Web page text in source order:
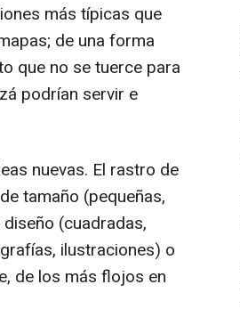
más típicas que
de una forma
que no se tuerce para
podrían servir e
nuevas. El rastro de
tamaño (pequeñas,
(cuadradas,
ilustraciones) o
de los más flojos en